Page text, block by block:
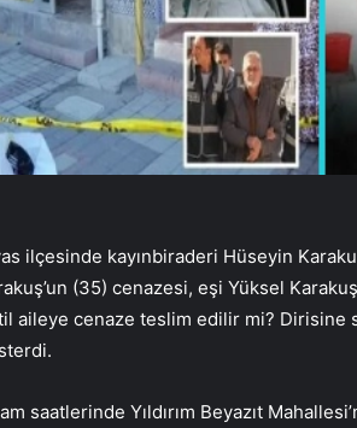
ilçesinde kayınbiraderi Hüseyin
(35) cenazesi, eşi Yüksel
aileye cenaze teslim edilir mi?
saatlerinde Yıldırım Beyazıt